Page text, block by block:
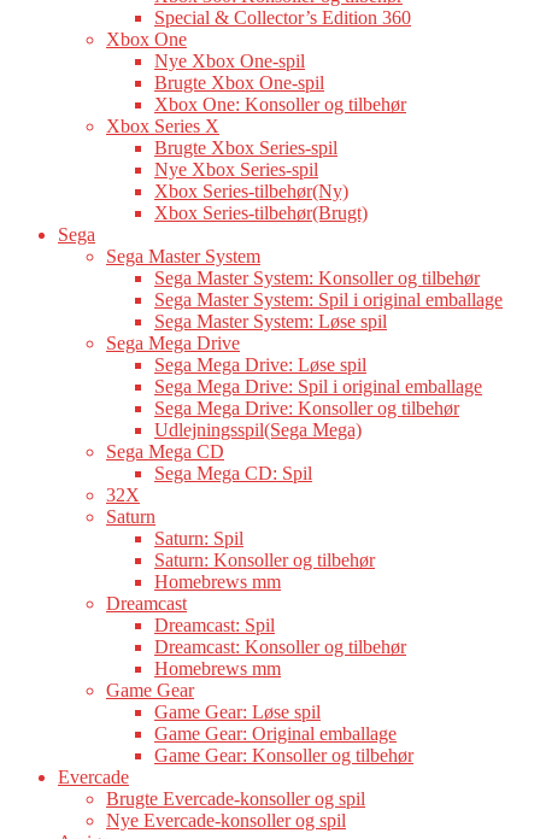
Special & Collector’s Edition 360
Xbox One
Nye Xbox One-spil
Brugte Xbox One-spil
Xbox One: Konsoller og tilbehør
Xbox Series X
Brugte Xbox Series-spil
Nye Xbox Series-spil
Xbox Series-tilbehør(Ny)
Xbox Series-tilbehør(Brugt)
Sega
Sega Master System
Sega Master System: Konsoller og tilbehør
Sega Master System: Spil i original emballage
Sega Master System: Løse spil
Sega Mega Drive
Sega Mega Drive: Løse spil
Sega Mega Drive: Spil i original emballage
Sega Mega Drive: Konsoller og tilbehør
Udlejningsspil(Sega Mega)
Sega Mega CD
Sega Mega CD: Spil
32X
Saturn
Saturn: Spil
Saturn: Konsoller og tilbehør
Homebrews mm
Dreamcast
Dreamcast: Spil
Dreamcast: Konsoller og tilbehør
Homebrews mm
Game Gear
Game Gear: Løse spil
Game Gear: Original emballage
Game Gear: Konsoller og tilbehør
Evercade
Brugte Evercade-konsoller og spil
Nye Evercade-konsoller og spil